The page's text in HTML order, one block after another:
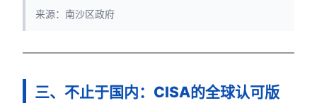
来源：南沙区政府
三、不止于国内：CISA的全球认可版